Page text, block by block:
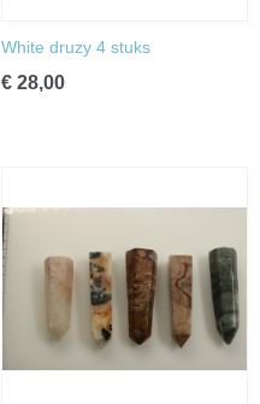
White druzy 4 stuks
€ 28,00